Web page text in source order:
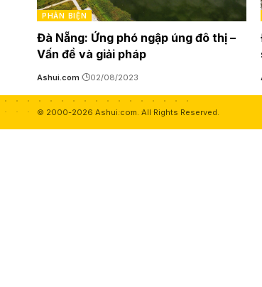
PHẢN BIỆN
Đà Nẵng: Ứng phó ngập úng đô thị –
Vấn đề và giải pháp
Ashui.com 02/08/2023
© 2000-2026 Ashui.com. All Rights Reserved.